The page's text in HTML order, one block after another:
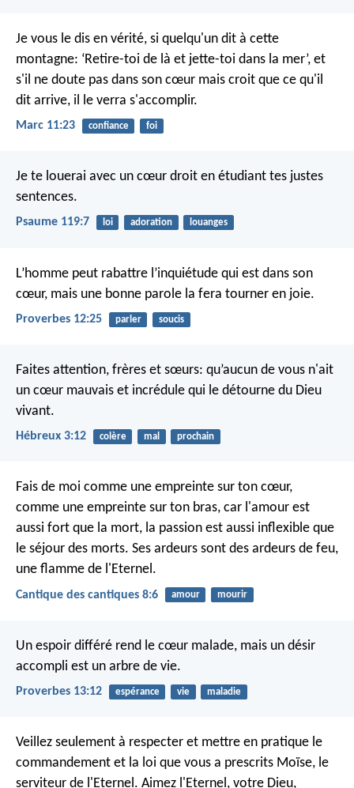
Je vous le dis en vérité, si quelqu'un dit à cette
montagne: ‘Retire-toi de là et jette-toi dans la mer’, et
s'il ne doute pas dans son cœur mais croit que ce qu'il
dit arrive, il le verra s'accomplir.
Marc 11:23 confiance foi
Je te louerai avec un cœur droit en étudiant tes justes
sentences.
Psaume 119:7 loi adoration louanges
L’homme peut rabattre l’inquiétude qui est dans son
cœur, mais une bonne parole la fera tourner en joie.
Proverbes 12:25 parler soucis
Faites attention, frères et sœurs: qu’aucun de vous n'ait
un cœur mauvais et incrédule qui le détourne du Dieu
vivant.
Hébreux 3:12 colère mal prochain
Fais de moi comme une empreinte sur ton cœur,
comme une empreinte sur ton bras, car l'amour est
aussi fort que la mort, la passion est aussi inflexible que
le séjour des morts. Ses ardeurs sont des ardeurs de feu,
une flamme de l'Eternel.
Cantique des cantiques 8:6 amour mourir
Un espoir différé rend le cœur malade, mais un désir
accompli est un arbre de vie.
Proverbes 13:12 espérance vie maladie
Veillez seulement à respecter et mettre en pratique le
commandement et la loi que vous a prescrits Moïse, le
serviteur de l'Eternel. Aimez l'Eternel, votre Dieu,